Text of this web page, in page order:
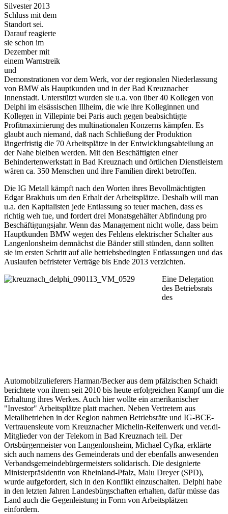
Silvester 2013
Schluss mit dem
Standort sei.
Darauf reagierte
sie schon im
Dezember mit
einem Warnstreik
und
Demonstrationen vor dem Werk, vor der regionalen Niederlassung
von BMW als Hauptkunden und in der Bad Kreuznacher
Innenstadt. Unterstützt wurden sie u.a. von über 40 Kollegen von
Delphi im elsässischen Illheim, die wie ihre Kolleginnen und
Kollegen in Villepinte bei Paris auch gegen beabsichtigte
Profitmaximierung des multinationalen Konzerns kämpfen. Es
glaubt auch niemand, daß nach Schließung der Produktion
längerfristig die 70 Arbeitsplätze in der Entwicklungsabteilung an
der Nahe bleiben werden. Mit den Beschäftigten einer
Behindertenwerkstatt in Bad Kreuznach und örtlichen Dienstleistern
wären ca. 350 Menschen und ihre Familien direkt betroffen.
Die IG Metall kämpft nach den Worten ihres Bevollmächtigten
Edgar Brakhuis um den Erhalt der Arbeitsplätze. Deshalb will man
u.a. den Kapitalisten jede Entlassung so teuer machen, dass es
richtig weh tue, und fordert drei Monatsgehälter Abfindung pro
Beschäftigungsjahr. Wenn das Management nicht wolle, dass beim
Hauptkunden BMW wegen des Fehlens elektrischer Schalter aus
Langenlonsheim demnächst die Bänder still stünden, dann sollten
sie im ersten Schritt auf alle betriebsbedingten Entlassungen und das
Auslaufen befristeter Verträge bis Ende 2013 verzichten.
Eine Delegation
des Betriebsrats
des
Automobilzulieferers Harman/Becker aus dem pfälzischen Schaidt
berichtete von ihrem seit 2010 bis heute erfolgreichen Kampf um die
Erhaltung ihres Werkes. Auch hier wollte ein amerikanischer
"Investor" Arbeitsplätze platt machen. Neben Vertretern aus
Metallbetrieben in der Region nahmen Betriebsräte und IG-BCE-
Vertrauensleute vom Kreuznacher Michelin-Reifenwerk und ver.di-
Mitglieder von der Telekom in Bad Kreuznach teil. Der
Ortsbürgermeister von Langenlonsheim, Michael Cyfka, erklärte
sich auch namens des Gemeinderats und der ebenfalls anwesenden
Verbandsgemeindebürgermeisters solidarisch. Die designierte
Ministerpräsidentin von Rheinland-Pfalz, Malu Dreyer (SPD),
wurde aufgefordert, sich in den Konflikt einzuschalten. Delphi habe
in den letzten Jahren Landesbürgschaften erhalten, dafür müsse das
Land auch die Gegenleistung in Form von Arbeitsplätzen
einfordern.